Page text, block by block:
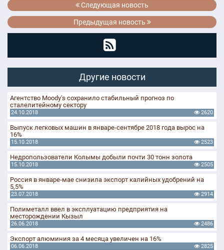
Следующая новость
Предыдущая новость
Другие новости
Агентство Moody's сохранило стабильный прогноз по
сталелитейному сектору
24.10.2018 2620
Выпуск легковых машин в январе-сентябре 2018 года вырос на
16%
15.10.2018 2523
Недропользователи Колымы добыли почти 30 тонн золота
15.10.2018 2505
Россия в январе-мае снизила экспорт калийных удобрений на
5,5%
23.07.2018 2914
Полиметалл ввел в эксплуатацию предприятия на
месторождении Кызыл
26.06.2018 2486
Экспорт алюминия за 4 месяца увеличен на 16%
06.06.2018 2825